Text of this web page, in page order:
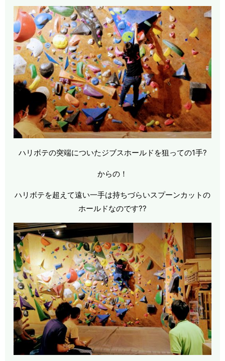
ハリボテの突端についたジブスホールドを狙っての1手?
からの！
ハリボテを超えて遠い一手は持ちづらいスプーンカットの
ホールドなのです??